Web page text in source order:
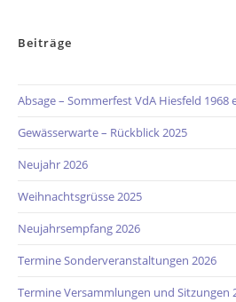
Beiträge
Absage – Sommerfest VdA Hiesfeld 1968
Gewässerwarte – Rückblick 2025
Neujahr 2026
Weihnachtsgrüsse 2025
Neujahrsempfang 2026
Termine Sonderveranstaltungen 2026
Termine Versammlungen und Sitzungen